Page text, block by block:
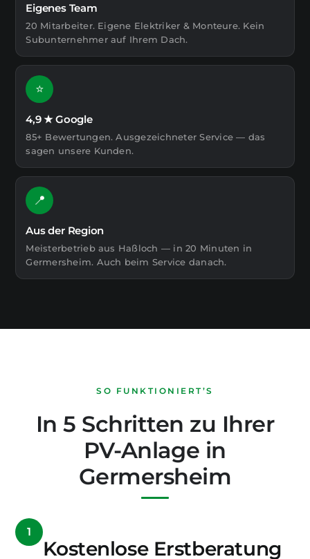
Eigenes Team
20 Mitarbeiter. Eigene Elektriker & Monteure. Kein
Subunternehmer auf Ihrem Dach.
⭐
4,9 ★ Google
85+ Bewertungen. Ausgezeichneter Service — das
sagen unsere Kunden.
📍
Aus der Region
Meisterbetrieb aus Haßloch — in 20 Minuten in
Germersheim. Auch beim Service danach.
SO FUNKTIONIERT’S
In 5 Schritten zu Ihrer
PV-Anlage in
Germersheim
1
Kostenlose Erstberatung